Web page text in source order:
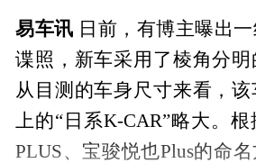
易车讯 日前，有博主曝出
谍照，新车采用了棱角分明
从目测的车身尺寸来看，
上的“日系K-CAR”略大。
PLUS、宝骏悦也Plus的命